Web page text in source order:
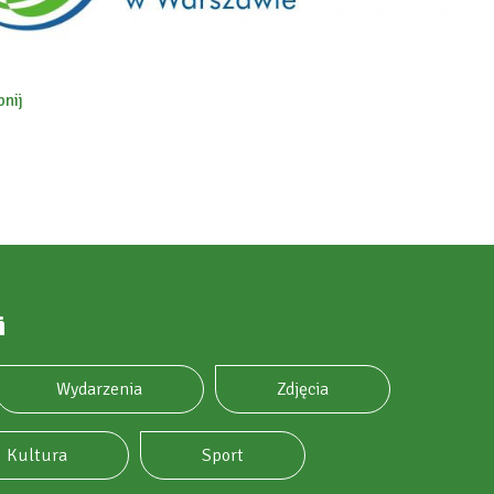
Wydarzenia Zdjęcia
Kultura Sport